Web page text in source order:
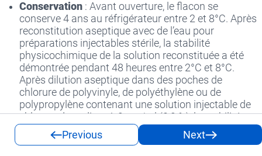
Conservation : Avant ouverture, le flacon se
conserve 4 ans au réfrigérateur entre 2 et 8°C. Après
reconstitution aseptique avec de l’eau pour
préparations injectables stérile, la stabilité
physicochimique de la solution reconstituée a été
démontrée pendant 48 heures entre 2°C et 8°C.
Après dilution aseptique dans des poches de
chlorure de polyvinyle, de polyéthylène ou de
polypropylène contenant une solution injectable de
chlorure de sodium à 9 mg/ml (0,9 %), la stabilité
physico-chimique de l'Herceptin a été démontrée
pendant 30 jours entre 2°C et 8°C, et pendant 24
Previous Next